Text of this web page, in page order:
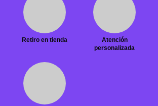
Retiro en tienda
Atención
personalizada